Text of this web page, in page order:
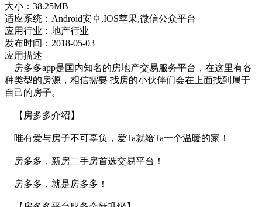
大小：38.25MB
适应系统：Android安卓,IOS苹果,微信公众平台
应用行业：地产行业
发布时间：2018-05-03
应用描述
房多多app是国内知名的房地产交易服务平台，在这里有各
种类型的房源，相信需要 找房的小伙伴们会在上面找到属于
自己的房子。
【房多多介绍】
唯有爱与房子不可辜负，爱Ta就给Ta一个温暖的家！
房多多，新房二手房首选交易平台！
房多多，就是房多多！